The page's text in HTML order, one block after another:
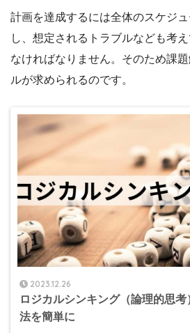
計画を達成するには全体のスケジ
し、想定されるトラブルなども考
なければなりません。そのため課
ルが求められるのです。
2023.12.26
ロジカルシンキング（論理的思
法を簡単に